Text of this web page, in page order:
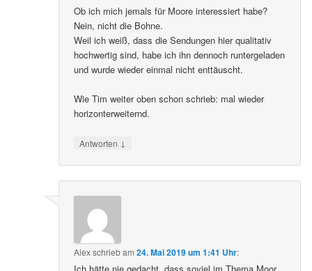
Ob ich mich jemals für Moore interessiert habe?
Nein, nicht die Bohne.
Weil ich weiß, dass die Sendungen hier qualitativ
hochwertig sind, habe ich ihn dennoch runtergeladen
und wurde wieder einmal nicht enttäuscht.
Wie Tim weiter oben schon schrieb: mal wieder
horizonterweiternd.
Antworten ↓
Alexschriebam24. Mai 2019 um 1:41 Uhr: